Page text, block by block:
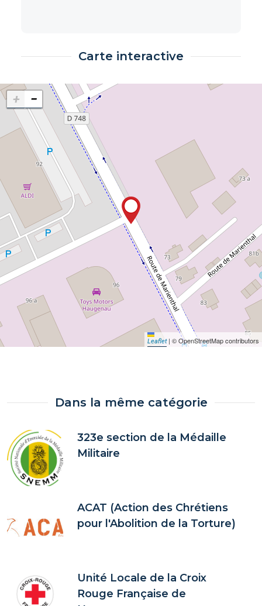
Carte interactive
+ −
Leaflet | © OpenStreetMap contributors
Dans la même catégorie
323e section de la Médaille
Militaire
ACAT (Action des Chrétiens
pour l'Abolition de la Torture)
Unité Locale de la Croix
Rouge Française de